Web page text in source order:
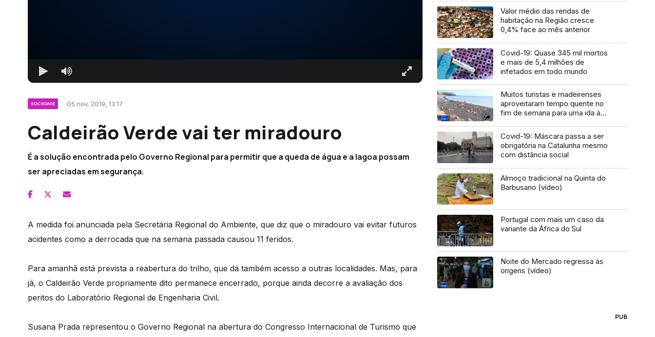
SOCIEDADE 05 nov, 2019, 13:17
Caldeirão Verde vai ter miradouro
É a solução encontrada pelo Governo Regional para permitir que a queda de água e a lagoa possam
ser apreciadas em segurança.
A medida foi anunciada pela Secretária Regional do Ambiente, que diz que o miradouro vai evitar futuros
acidentes como a derrocada que na semana passada causou 11 feridos.
Para amanhã está prevista a reabertura do trilho, que dá também acesso a outras localidades. Mas, para
já, o Caldeirão Verde propriamente dito permanece encerrado, porque ainda decorre a avaliação dos
peritos do Laboratório Regional de Engenharia Civil.
Susana Prada representou o Governo Regional na abertura do Congresso Internacional de Turismo que
Valor médio das rendas de
habitação na Região cresce
0,4% face ao mês anterior
Covid-19: Quase 345 mil mortos
e mais de 5,4 milhões de
infetados em todo mundo
Muitos turistas e madeirenses
aproveitaram tempo quente no
fim de semana para uma ida à
Covid-19: Máscara passa a ser
obrigatória na Catalunha mesmo
com distância social
Almoço tradicional na Quinta do
Barbusano (vídeo)
Portugal com mais um caso da
variante da África do Sul
Noite do Mercado regressa às
origens (vídeo)
PUB